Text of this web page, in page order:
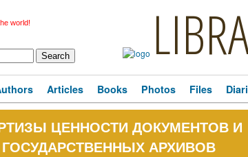
world!
Articles Books Photos Files
ЦЕННОСТИ ДОКУМЕНТОВ И
АРХИВОВ